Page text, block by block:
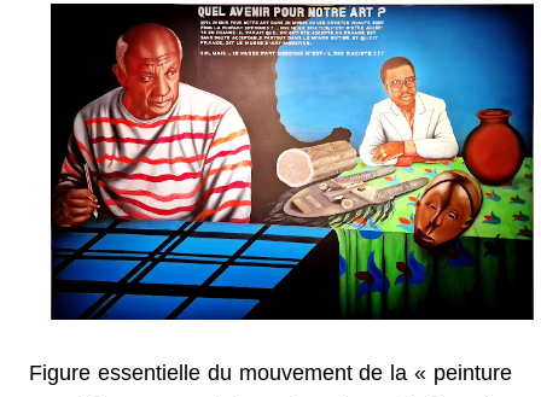
Figure essentielle du mouvement de la « peinture